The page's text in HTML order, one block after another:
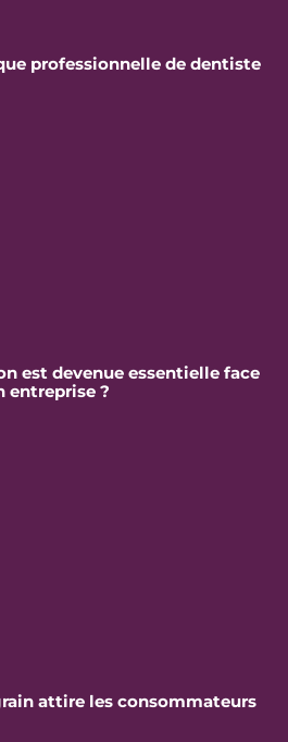
professionnelle de dentiste
est devenue essentielle face
entreprise ?
attire les consommateurs